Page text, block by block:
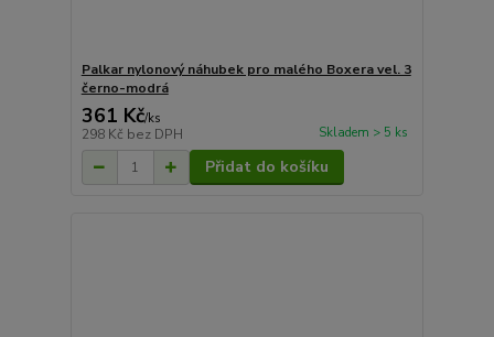
Palkar nylonový náhubek pro malého Boxera vel. 3
černo-modrá
361 Kč/ks
298 Kč bez DPH Skladem > 5 ks
Přidat do košíku